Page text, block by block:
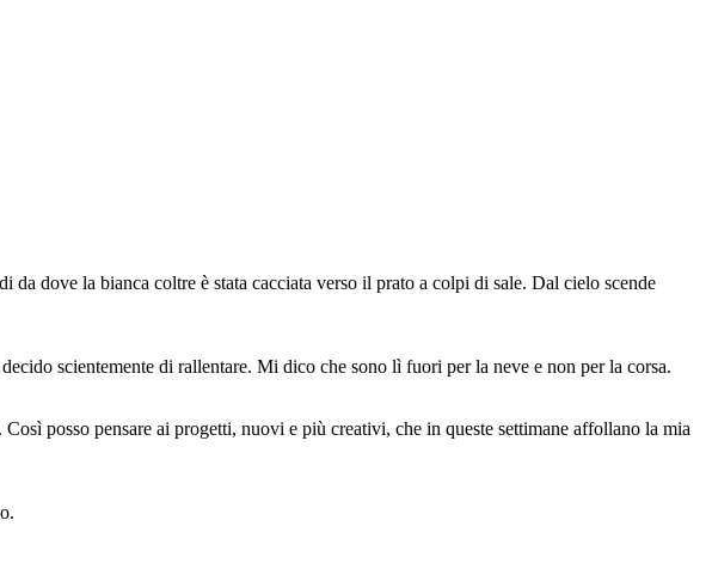
dove la bianca coltre è stata cacciata verso il prato a colpi di sale. Dal cielo scende
scientemente di rallentare. Mi dico che sono lì fuori per la neve e non per la corsa.
posso pensare ai progetti, nuovi e più creativi, che in queste settimane affollano la mia